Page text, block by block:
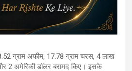
ग्राम अफीम, 17.78 ग्राम चरस, 4 लाख
2 अमेरिकी डॉलर बरामद किए। इसके